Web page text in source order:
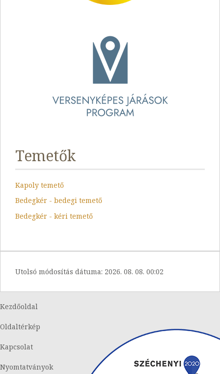
Temetők
Kapoly temető
Bedegkér - bedegi temető
Bedegkér - kéri temető
Utolsó módosítás dátuma: 2026. 08. 08. 00:02
Kezdőoldal
Oldaltérkép
Kapcsolat
Nyomtatványok